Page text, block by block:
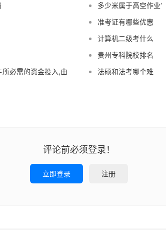
多少米属于高空作业‘
准考证有哪些优惠
计算机二级考什么
贵州专科院校排名
必需的资金投入,由
法硕和法考哪个难
评论前必须登录！
立即登录 注册